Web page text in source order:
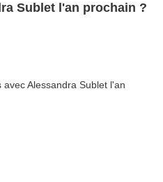
Sublet l'an prochain ?